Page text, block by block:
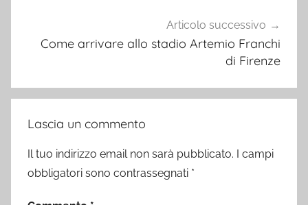
Articolo successivo
Come arrivare allo stadio Artemio Franchi
di Firenze
Lascia un commento
Il tuo indirizzo email non sarà pubblicato.
I campi
obbligatori sono contrassegnati *